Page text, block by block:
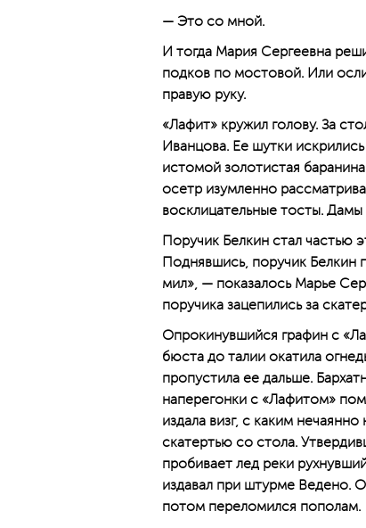
— Это со мной.
И тогда Мария Сергеевна
подков по мостовой. Или
правую руку.
«Лафит» кружил голову. За
Иванцова. Ее шутки
истомой золотистая
осетр изумленно
восклицательные тосты.
Поручик Белкин стал частью
Поднявшись, поручик Белкин
мил», — показалось Марье
поручика зацепились за
Опрокинувшийся графин с
бюста до талии окатила
пропустила ее дальше.
наперегонки с «Лафитом»
издала визг, с каким
скатертью со стола.
пробивает лед реки
издавал при штурме Ведено.
потом переломился пополам.